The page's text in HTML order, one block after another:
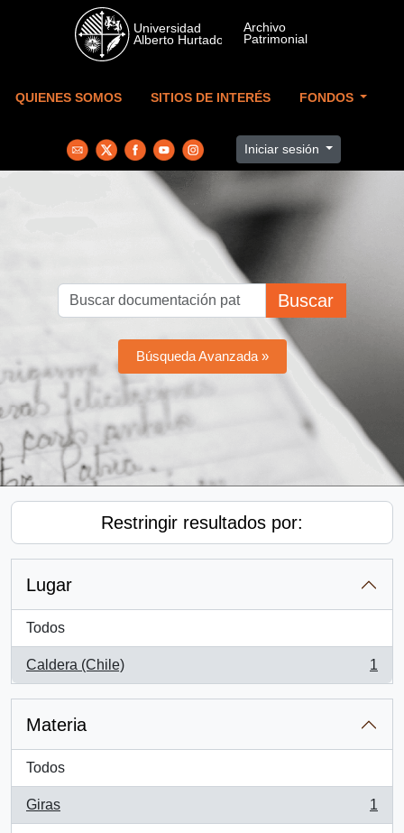
Skip to main content
QUIENES SOMOS SITIOS DE INTERÉS FONDOS
Iniciar sesión
Buscar
Búsqueda Avanzada »
Restringir resultados por:
Lugar
Todos
Caldera (Chile)
, 1 resultados
1
Materia
Todos
Giras
, 1 resultados
1